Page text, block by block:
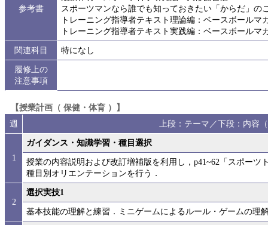
参考書
スポーツマンなら誰でも知っておきたい「からだ」の
トレーニング指導者テキスト理論編：ベースボールマ
トレーニング指導者テキスト実践編：ベースボールマ
関連科目
特になし
履修上の
注意事項
【授業計画（ 保健・体育 ）】
週
上段：テーマ／下段：内容
1
ガイダンス・知識学習・種目選択
授業の内容説明および改訂増補版を利用し，p41~62「スポー
種目別オリエンテーションを行う．
2
選択実技1
基本技能の理解と練習．ミニゲームによるルール・ゲームの理